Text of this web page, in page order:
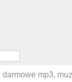
darmowe mp3,